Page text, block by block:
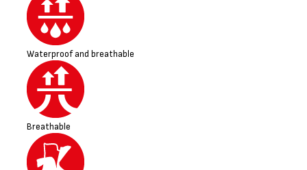
Waterproof and breathable
Breathable